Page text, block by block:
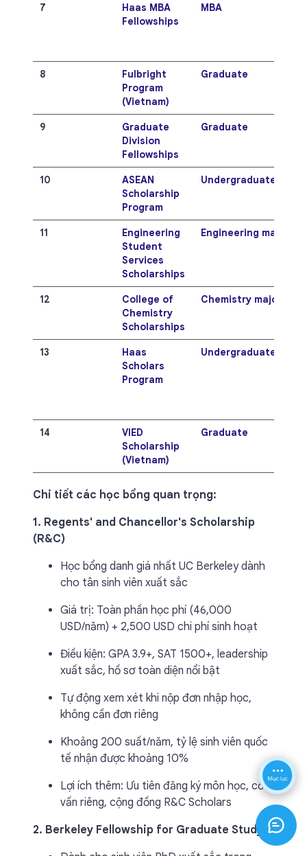
7
Haas MBA
Fellowships
MBA
8
Fulbright
Program
(Vietnam)
Graduate
9
Graduate
Division
Fellowships
Graduate
10
ASEAN
Scholarship
Program
Undergraduate/
11
Engineering
Student
Services
Scholarships
Engineering majors
12
College of
Chemistry
Scholarships
Chemistry majors
13
Haas
Scholars
Program
Undergraduate
14
VIED
Scholarship
(Vietnam)
Graduate
Chi tiết các học bổng quan trọng:
1. Regents' and Chancellor's Scholarship
(R&C)
Học bổng danh giá nhất UC Berkeley dành
cho tân sinh viên xuất sắc
Giá trị: Toàn phần học phí (46,000
USD/năm) + 2,500 USD chi phí sinh hoạt
Điều kiện: GPA 3.9+, SAT 1500+, leadership
xuất sắc, hồ sơ toàn diện nổi bật
Tự động xem xét khi nộp đơn nhập học,
không cần đơn riêng
Khoảng 200 suất/năm, tỷ lệ sinh viên quốc
tế nhận được khoảng 10%
Lợi ích thêm: Ưu tiên đăng ký môn học, cố
vấn riêng, cộng đồng R&C Scholars
2. Berkeley Fellowship for Graduate Study